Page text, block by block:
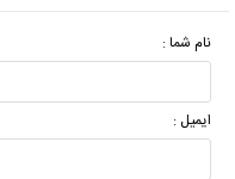
نام شما :
ایمیل :